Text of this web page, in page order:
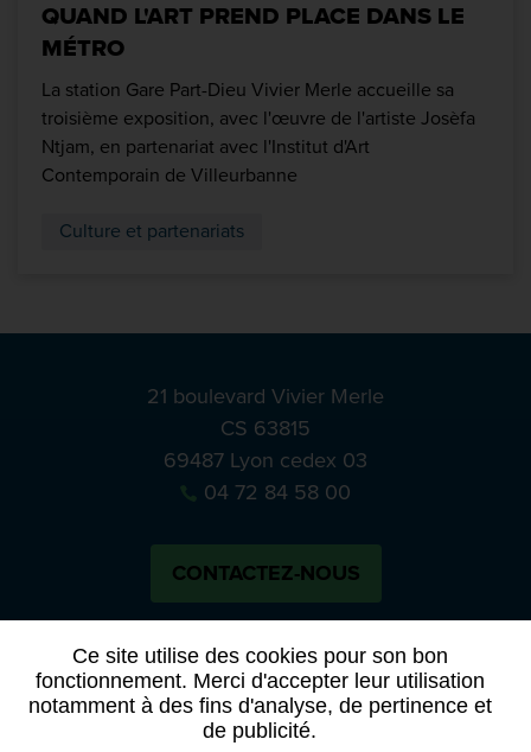
Ce site utilise des cookies pour son bon
fonctionnement. Merci d'accepter leur utilisation
notamment à des fins d'analyse, de pertinence et
de publicité.
QUAND L'ART PREND PLACE DANS LE
MÉTRO
La station Gare Part-Dieu Vivier Merle accueille sa
troisième exposition, avec l'œuvre de l'artiste Josèfa
Ntjam, en partenariat avec l'Institut d'Art
Contemporain de Villeurbanne
Culture et partenariats
21 boulevard Vivier Merle
CS 63815
69487 Lyon cedex 03
04 72 84 58 00
CONTACTEZ-NOUS
BlueskyNotre
APPELS À MANIFESTATION D’INTÉRÊT